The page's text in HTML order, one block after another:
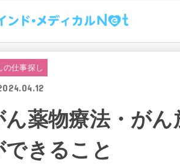
の仕事探し
ん薬物療法・が
できること